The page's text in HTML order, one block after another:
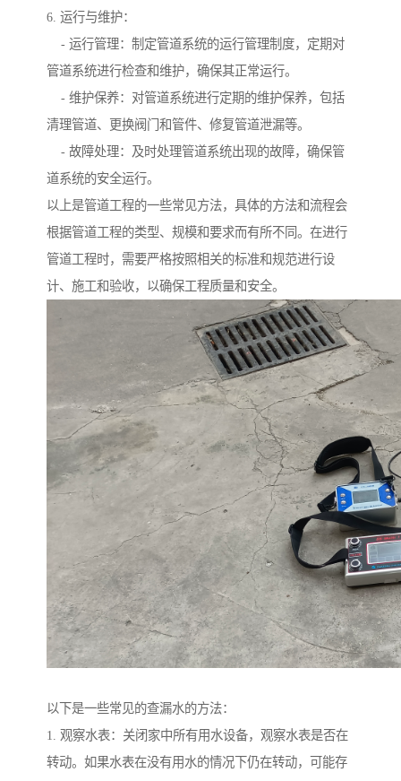
6. 运行与维护：
- 运行管理：制定管道系统的运行管理制度，定期对
管道系统进行检查和维护，确保其正常运行。
- 维护保养：对管道系统进行定期的维护保养，包括
清理管道、更换阀门和管件、修复管道泄漏等。
- 故障处理：及时处理管道系统出现的故障，确保管
道系统的安全运行。
以上是管道工程的一些常见方法，具体的方法和流程会
根据管道工程的类型、规模和要求而有所不同。在进行
管道工程时，需要严格按照相关的标准和规范进行设
计、施工和验收，以确保工程质量和安全。
以下是一些常见的查漏水的方法：
1. 观察水表：关闭家中所有用水设备，观察水表是否在
转动。如果水表在没有用水的情况下仍在转动，可能存